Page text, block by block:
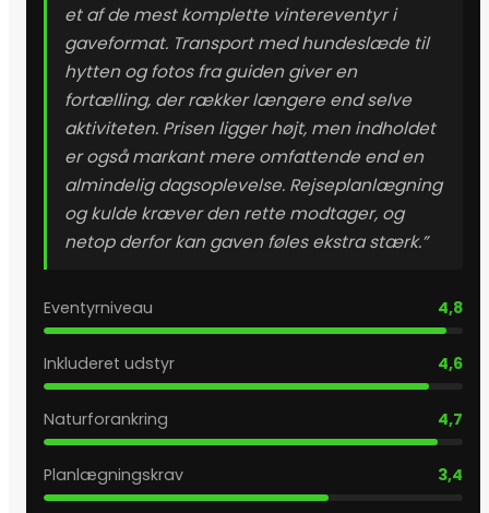
et af de mest komplette vintereventyr i
gaveformat. Transport med hundeslæde til
hytten og fotos fra guiden giver en
fortælling, der rækker længere end selve
aktiviteten. Prisen ligger højt, men indholdet
er også markant mere omfattende end en
almindelig dagsoplevelse. Rejseplanlægning
og kulde kræver den rette modtager, og
netop derfor kan gaven føles ekstra stærk.”
Eventyrniveau 4,8
Inkluderet udstyr 4,6
Naturforankring 4,7
Planlægningskrav 3,4